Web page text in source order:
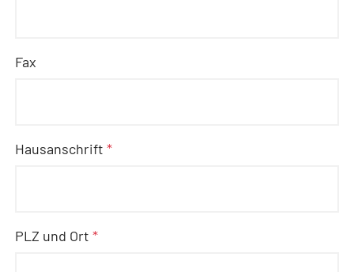
Fax
Hausanschrift*
PLZ und Ort*